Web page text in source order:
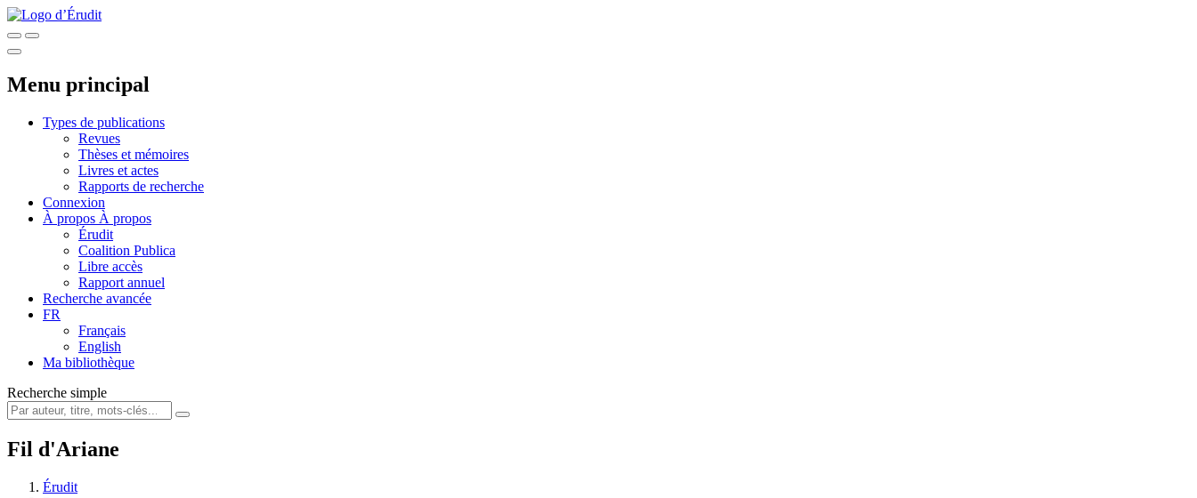
Menu principal
Types de publications
Revues
Thèses et mémoires
Livres et actes
Rapports de recherche
Connexion
À propos À propos
Érudit
Coalition Publica
Libre accès
Rapport annuel
Recherche avancée
FR
Français
English
Ma bibliothèque
Recherche simple
Fil d'Ariane
Érudit